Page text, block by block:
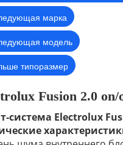
марка
модель
типоразмер
Fusion 2.0 on/
система Electrolux